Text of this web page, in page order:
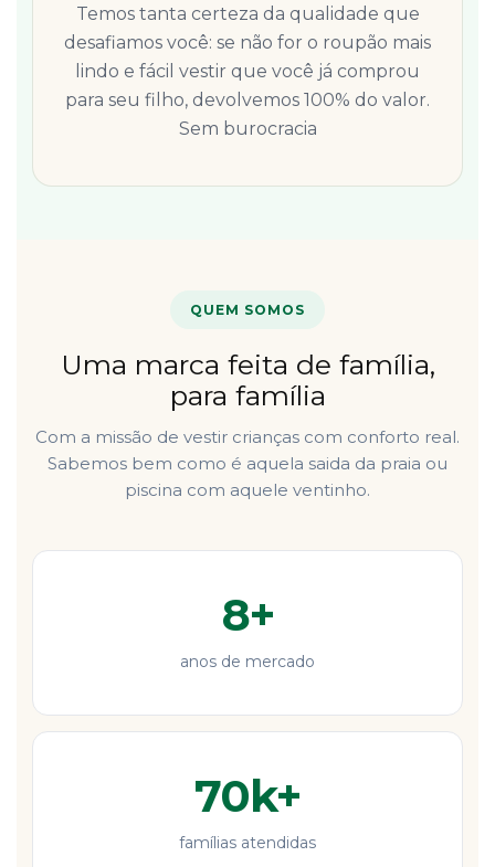
Temos tanta certeza da qualidade que
desafiamos você: se não for o roupão mais
lindo e fácil vestir que você já comprou
para seu filho, devolvemos 100% do valor.
Sem burocracia
QUEM SOMOS
Uma marca feita de família,
para família
Com a missão de vestir crianças com conforto real.
Sabemos bem como é aquela saida da praia ou
piscina com aquele ventinho.
8+
anos de mercado
70k+
famílias atendidas